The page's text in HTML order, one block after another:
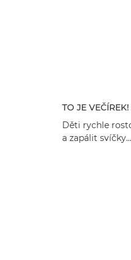
TO JE VEČÍREK!
Děti rychle
a zapálit svíčky...